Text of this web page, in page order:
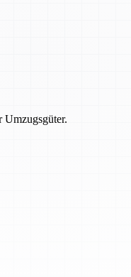
Umzugsgüter.